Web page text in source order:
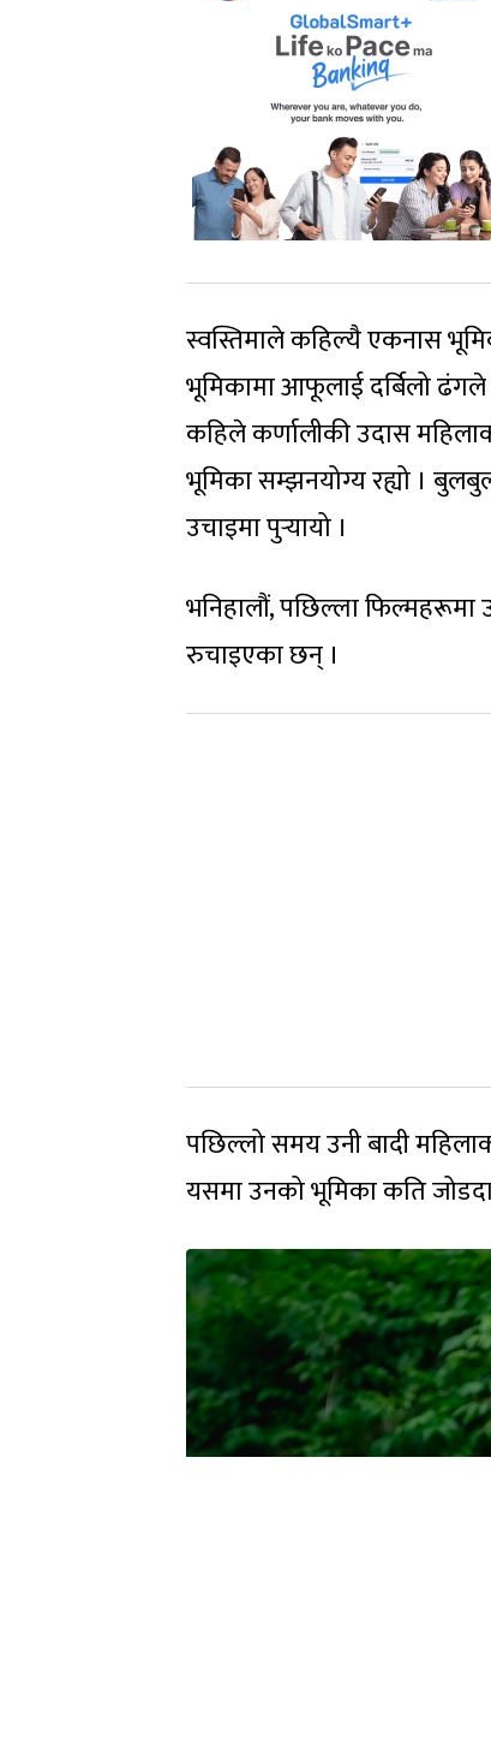
स्वस्तिमाले कहिल्यै एकनास
भूमिकामा आफूलाई दर्बिलो ढंगले
कहिले कर्णालीकी उदास
भूमिका सम्झनयोग्य रह्यो ।
उचाइमा पुर्‍यायो ।
भनिहालौं, पछिल्ला फिल्महरूमा
रुचाइएका छन् ।
पछिल्लो समय उनी बादी
यसमा उनको भूमिका कति